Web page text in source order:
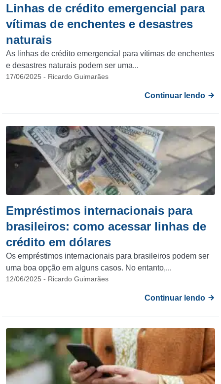
Linhas de crédito emergencial para
vítimas de enchentes e desastres
naturais
As linhas de crédito emergencial para vítimas de enchentes
e desastres naturais podem ser uma...
17/06/2025 - Ricardo Guimarães
Continuar lendo
Empréstimos internacionais para
brasileiros: como acessar linhas de
crédito em dólares
Os empréstimos internacionais para brasileiros podem ser
uma boa opção em alguns casos. No entanto,...
12/06/2025 - Ricardo Guimarães
Continuar lendo